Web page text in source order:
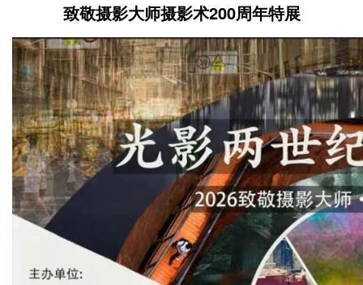
致敬摄影大师摄影术200周年特展